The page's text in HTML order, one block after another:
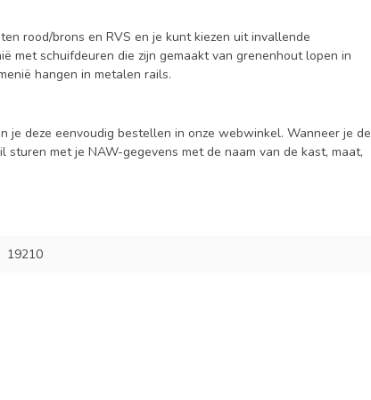
rood/brons en RVS en je kunt kiezen uit invallende
met schuifdeuren die zijn gemaakt van grenenhout lopen in
hangen in metalen rails.
je deze eenvoudig bestellen in onze webwinkel. Wanneer je de
met je NAW-gegevens met de naam van de kast, maat,
19210